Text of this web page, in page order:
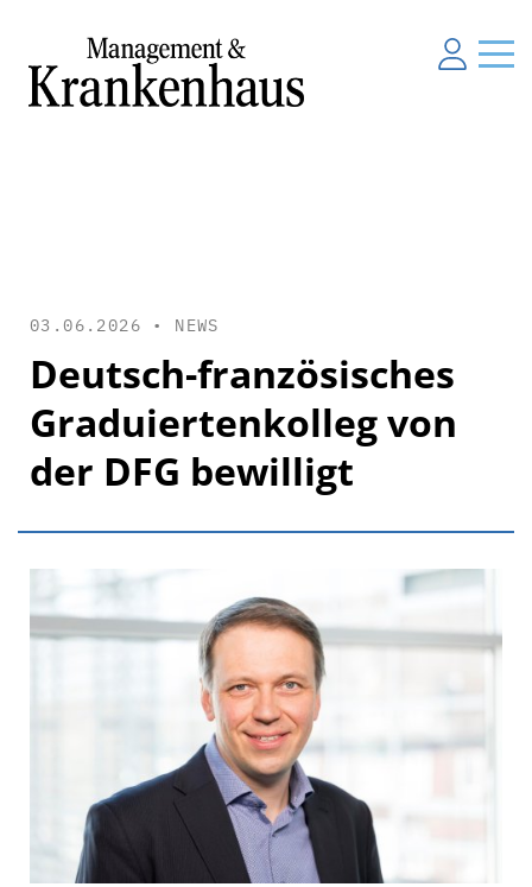
03.06.2026 • NEWS
Deutsch-französisches
Graduiertenkolleg von
der DFG bewilligt